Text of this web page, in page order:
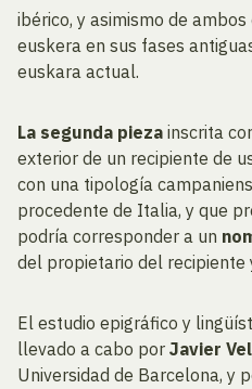
ibérico, y asimismo de
euskera en sus fases
euskara actual.
La segunda pieza inscrita
exterior de un recipiente de
con una tipología
procedente de Italia, y que
podría corresponder a un
del propietario del recipiente
El estudio epigráfico y
llevado a cabo por Javier
Universidad de Barcelona, y